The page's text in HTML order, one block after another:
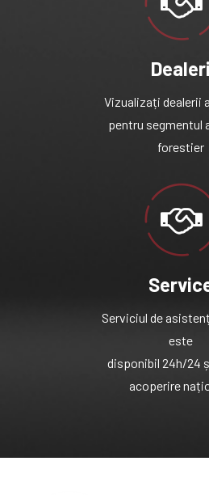
Dealeri
Vizualizați dealerii
pentru segmentul
forestier
Serviciul de
este
disponibil 24h/24
acoperire